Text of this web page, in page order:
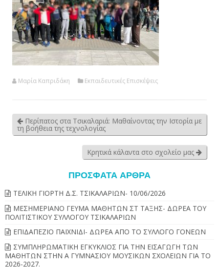
Μαρία Καπριδάκη Εκπαιδευτικές Επισκέψεις
Περίπατος στα Τσικαλαριά: Μαθαίνοντας την Ιστορία με
τη βοήθεια της τεχνολογίας
Κρητικά κάλαντα στο σχολείο μας
ΠΡΌΣΦΑΤΑ ΆΡΘΡΑ
ΤΕΛΙΚΗ ΓΙΟΡΤΗ Δ.Σ. ΤΣΙΚΑΛΑΡΙΩΝ- 10/06/2026
ΜΕΣΗΜΕΡΙΑΝΟ ΓΕΥΜΑ ΜΑΘΗΤΩΝ ΣΤ ΤΑΞΗΣ- ΔΩΡΕΑ ΤΟΥ
ΠΟΛΙΤΙΣΤΙΚΟΥ ΣΥΛΛΟΓΟΥ ΤΣΙΚΑΛΑΡΙΩΝ
ΕΠΙΔΑΠΕΖΙΟ ΠΑΙΧΝΙΔΙ- ΔΩΡΕΑ ΑΠΟ ΤΟ ΣΥΛΛΟΓΟ ΓΟΝΕΩΝ
ΣΥΜΠΛΗΡΩΜΑΤΙΚΗ ΕΓΚΥΚΛΙΟΣ ΓΙΑ ΤΗΝ ΕΙΣΑΓΩΓΗ ΤΩΝ
ΜΑΘΗΤΩΝ ΣΤΗΝ Α ΓΥΜΝΑΣΙΟΥ ΜΟΥΣΙΚΩΝ ΣΧΟΛΕΙΩΝ ΓΙΑ ΤΟ
2026-2027.